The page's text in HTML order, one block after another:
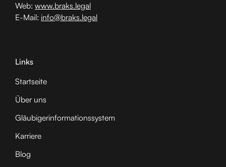
Web: www.braks.legal
E-Mail: info@braks.legal
Links
Startseite
Über uns
Gläubiger­informationssystem
Karriere
Blog